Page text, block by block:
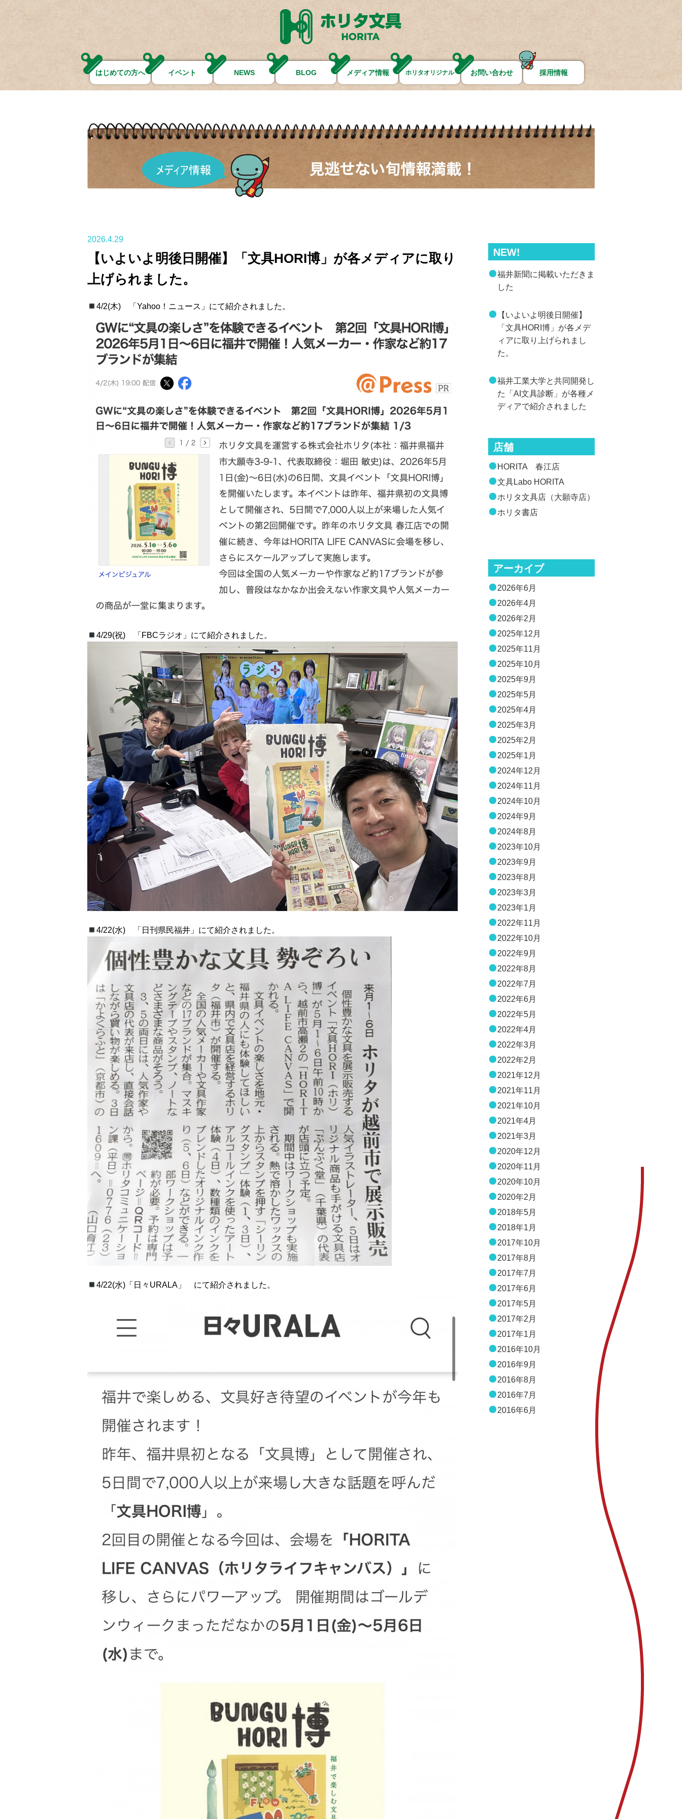
はじめての方へ イベント NEWS BLOG メディア情報 ホリタオリジナル お問い合わせ 採用情報
2026.4.29
【いよいよ明後日開催】「文具HORI博」が各メディアに取り
上げられました。
4/2(木) 「Yahoo！ニュース」にて紹介されました。
4/29(祝) 「FBCラジオ」にて紹介されました。
4/22(水) 「日刊県民福井」にて紹介されました。
4/22(水)「日々URALA」 にて紹介されました。
NEW!
福井新聞に掲載いただきま
した
【いよいよ明後日開催】
「文具HORI博」が各メデ
ィアに取り上げられまし
た。
福井工業大学と共同開発し
た「AI文具診断」が各種メ
ディアで紹介されました
店舗
HORITA 春江店
文具Labo HORITA
ホリタ文具店（大願寺店）
ホリタ書店
アーカイブ
2026年6月
2026年4月
2026年2月
2025年12月
2025年11月
2025年10月
2025年9月
2025年5月
2025年4月
2025年3月
2025年2月
2025年1月
2024年12月
2024年11月
2024年10月
2024年9月
2024年8月
2023年10月
2023年9月
2023年8月
2023年3月
2023年1月
2022年11月
2022年10月
2022年9月
2022年8月
2022年7月
2022年6月
2022年5月
2022年4月
2022年3月
2022年2月
2021年12月
2021年11月
2021年10月
2021年4月
2021年3月
2020年12月
2020年11月
2020年10月
2020年2月
2018年5月
2018年1月
2017年10月
2017年8月
2017年7月
2017年6月
2017年5月
2017年2月
2017年1月
2016年10月
2016年9月
2016年8月
2016年7月
2016年6月